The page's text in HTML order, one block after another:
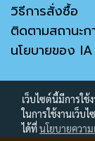
วิธีการสั่งซื้อ
ติดตามสถานะ
นโยบายของ IA
เว็บไซต์นี้มีการใ
ในการใช้งานเว็บ
ได้ที่นโยบายควา